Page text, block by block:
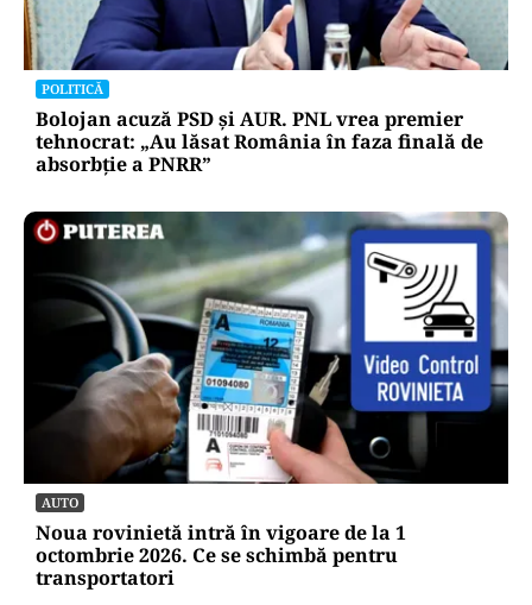
POLITICĂ
Bolojan acuză PSD și AUR. PNL vrea premier
tehnocrat: „Au lăsat România în faza finală de
absorbţie a PNRR”
AUTO
Noua rovinietă intră în vigoare de la 1
octombrie 2026. Ce se schimbă pentru
transportatori